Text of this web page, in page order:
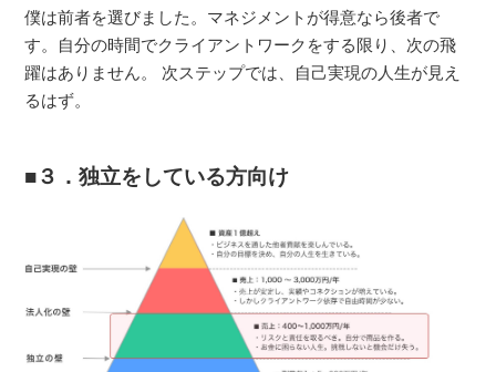
僕は前者を選びました。マネジメントが得意なら後者で
す。自分の時間でクライアントワークをする限り、次の飛
躍はありません。 次ステップでは、自己実現の人生が見え
るはず。
３．独立をしている方向け